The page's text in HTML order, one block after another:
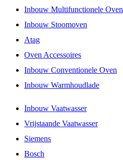
Inbouw Multifunctionele Oven
Inbouw Stoomoven
Atag
Oven Accessoires
Inbouw Conventionele Oven
Inbouw Warmhoudlade
Inbouw Vaatwasser
Vrijstaande Vaatwasser
Siemens
Bosch